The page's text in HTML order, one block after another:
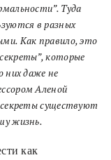
Туда
в разных
Как правило, это
которые
них даже не
Аленой
существуют
жизнь.
как